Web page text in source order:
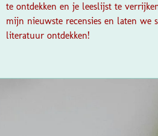
te ontdekken en je leeslijst te
mijn nieuwste recensies en laten we
literatuur ontdekken!